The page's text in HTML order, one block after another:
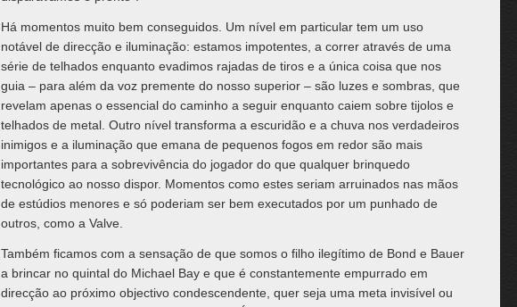
Há momentos muito bem conseguidos. Um nível em particular tem um uso
notável de direcção e iluminação: estamos impotentes, a correr através de uma
série de telhados enquanto evadimos rajadas de tiros e a única coisa que nos
guia – para além da voz premente do nosso superior – são luzes e sombras, que
revelam apenas o essencial do caminho a seguir enquanto caiem sobre tijolos e
telhados de metal. Outro nível transforma a escuridão e a chuva nos verdadeiros
inimigos e a iluminação que emana de pequenos fogos em redor são mais
importantes para a sobrevivência do jogador do que qualquer brinquedo
tecnológico ao nosso dispor. Momentos como estes seriam arruinados nas mãos
de estúdios menores e só poderiam ser bem executados por um punhado de
outros, como a Valve.
Também ficamos com a sensação de que somos o filho ilegítimo de Bond e Bauer
a brincar no quintal do Michael Bay e que é constantemente empurrado em
direcção ao próximo objectivo condescendente, quer seja uma meta invisível ou